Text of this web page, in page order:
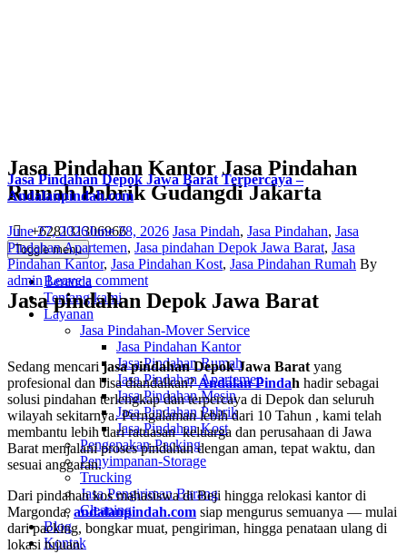
Jasa Pindahan Kantor Jasa Pindahan
Rumah Pabrik Gudangdi Jakarta
+628131306966
Toggle menu
Beranda
Tentang kami
Layanan
Jasa Pindahan-Mover Service
Jasa Pindahan Kantor
Jasa Pindahan Rumah
Jasa Pindahan Apartemen
Jasa Pindahan Mesin
Jasa Pindahan Pabrik
Jasa Pindahan Kost
Pengepakan-Packing
Penyimpanan-Storage
Trucking
Jasa Pengiriman Barang
Cleaning
Blog
Kontak
Jasa Pindahan Depok Jawa Barat Terpercaya –
Andalanpindah.com
Posted
on
June 27, 2026June 28, 2026 Categories
Jasa Pindah, Jasa Pindahan, Jasa
Pindahan Apartemen, Jasa pindahan Depok Jawa Barat, Jasa
Pindahan Kantor, Jasa Pindahan Kost, Jasa Pindahan Rumah Author
By
admin Leave a comment
Jasa pindahan Depok Jawa Barat
Sedang mencarijasa pindahan Depok Jawa Baratyang
profesional dan bisa diandalkan?Andalan Pindah hadir sebagai
solusi pindahan terlengkap dan terpercaya di Depok dan seluruh
wilayah sekitarnya. Perngalaman lebih dari 10 Tahun , kami telah
membantu lebih dari ratuasan keluarga dan perusahaan di Jawa
Barat menjalani proses pindahan dengan aman, tepat waktu, dan
sesuai anggaran.
Dari pindahan kos mahasiswa di Beji hingga relokasi kantor di
Margonda,andalanpindah.com siap mengurus semuanya — mulai
dari packing, bongkar muat, pengiriman, hingga penataan ulang di
lokasi tujuan.